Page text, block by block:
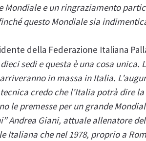
Mondiale e un ringraziamento
questo Mondiale sia
della Federazione Italiana
sedi e questa è una cosa
in massa in Italia.
credo che l’Italia potrà dire
le premesse per un grande
Andrea Giani, attuale allenatore
Italiana che nel 1978, proprio a